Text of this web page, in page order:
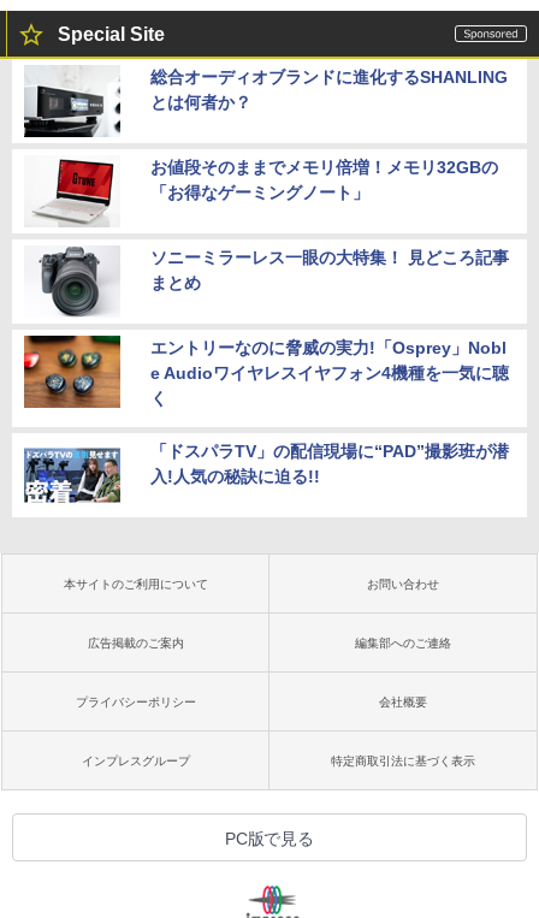
Special Site
総合オーディオブランドに進化するSHANLING
とは何者か？
お値段そのままでメモリ倍増！メモリ32GBの
「お得なゲーミングノート」
ソニーミラーレス一眼の大特集！ 見どころ記事
まとめ
エントリーなのに脅威の実力!「Osprey」Nobl
e Audioワイヤレスイヤフォン4機種を一気に聴
く
「ドスパラTV」の配信現場に“PAD”撮影班が潜
入!人気の秘訣に迫る!!
本サイトのご利用について お問い合わせ
広告掲載のご案内 編集部へのご連絡
プライバシーポリシー 会社概要
インプレスグループ 特定商取引法に基づく表示
PC版で見る